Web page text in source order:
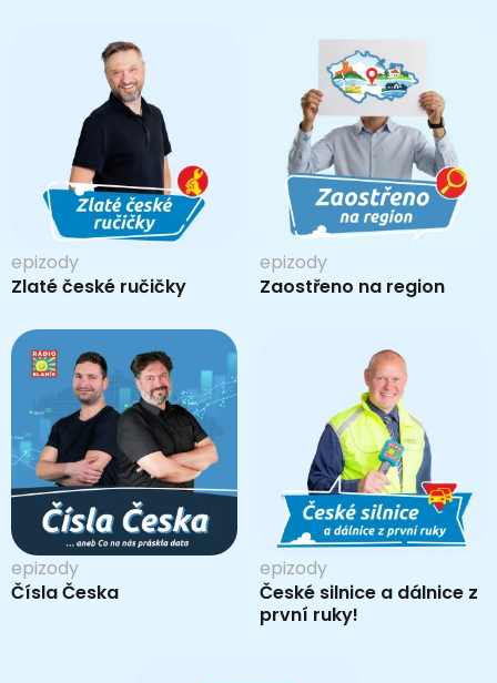
epizody
Zlaté české ručičky
epizody
Zaostřeno na region
epizody
Čísla Česka
epizody
České silnice a dálnice z
první ruky!